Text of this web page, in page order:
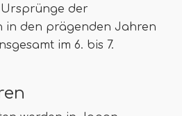
der
in den prägenden Jahren
im 6. bis 7.